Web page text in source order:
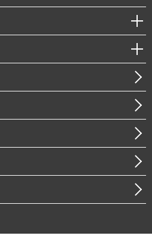
ライアンス）・防災（政策）
・スマートシティ
ム